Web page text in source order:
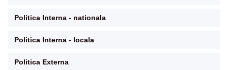
Politica Interna - nationala
Politica Interna - locala
Politica Externa